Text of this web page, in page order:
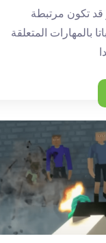
قد تكون مرتبطة
بالمهارات المتعلقة